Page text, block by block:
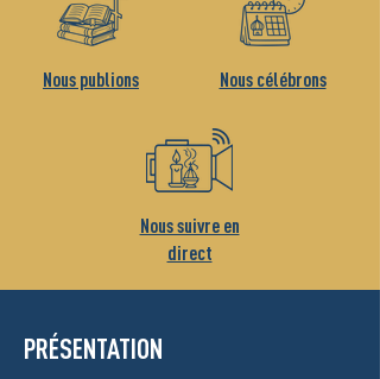
Nous publions Nous célébrons
Nous suivre en
direct
PRÉSENTATION